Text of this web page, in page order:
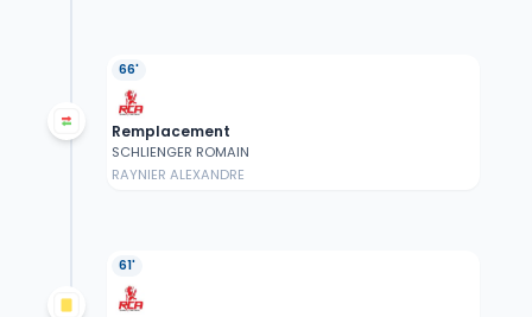
66'
Remplacement
SCHLIENGER ROMAIN
RAYNIER ALEXANDRE
61'